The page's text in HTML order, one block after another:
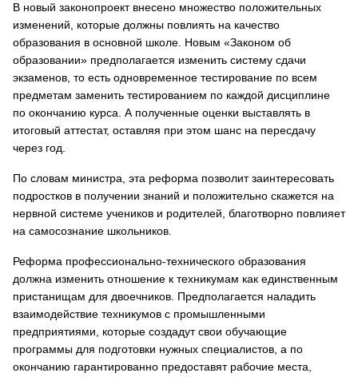
В новый законопроект внесено множество положительных
изменений, которые должны повлиять на качество
образования в основной школе. Новым «Законом об
образовании» предполагается изменить систему сдачи
экзаменов , то есть одновременное тестирование по всем
предметам заменить тестированием по каждой дисциплине
по окончанию курса. А полученные оценки выставлять в
итоговый аттестат, оставляя при этом шанс на пересдачу
через год.
По словам министра, эта реформа позволит заинтересовать
подростков в получении знаний и положительно скажется на
нервной системе учеников и родителей, благотворно повлияет
на самосознание школьников.
Реформа профессионально-технического образования
должна изменить отношение к техникумам как единственным
пристанищам для двоечников. Предполагается наладить
взаимодействие техникумов с промышленными
предприятиями, которые создадут свои обучающие
программы для подготовки нужных специалистов, а по
окончанию гарантированно предоставят рабочие места,